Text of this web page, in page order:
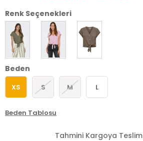
Renk Seçenekleri
Beden
XS S M L
Beden Tablosu
Tahmini Kargoya Teslim